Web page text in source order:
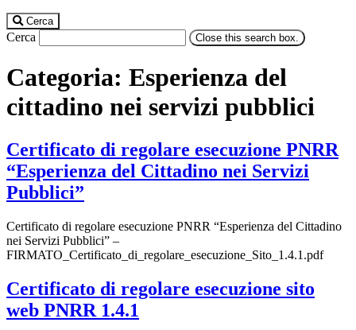
Cerca
Cerca Close this search box.
Categoria: Esperienza del
cittadino nei servizi pubblici
Certificato di regolare esecuzione PNRR
“Esperienza del Cittadino nei Servizi
Pubblici”
Certificato di regolare esecuzione PNRR “Esperienza del Cittadino
nei Servizi Pubblici” –
FIRMATO_Certificato_di_regolare_esecuzione_Sito_1.4.1.pdf
Certificato di regolare esecuzione sito
web PNRR 1.4.1